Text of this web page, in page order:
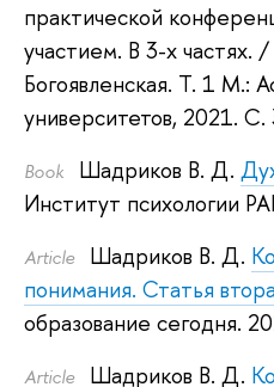
практической
участием. В 3-х частях. /
Богоявленская. Т. 1 М.:
университетов, 2021. С.
Book Шадриков В. Д.
Институт психологии
Article Шадриков В. Д.
понимания. Статья
образование сегодня.
Article Шадриков В. Д.